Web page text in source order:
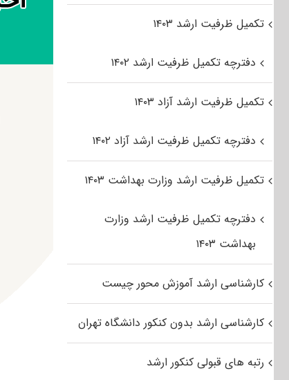
تکمیل ظرفیت ارشد ۱۴۰۳
دفترچه تکمیل ظرفیت ارشد ۱۴۰۲
تکمیل ظرفیت ارشد آزاد ۱۴۰۳
دفترچه تکمیل ظرفیت ارشد آزاد ۱۴۰۲
تکمیل ظرفیت ارشد وزارت بهداشت ۱۴۰۳
دفترچه تکمیل ظرفیت ارشد وزارت
بهداشت ۱۴۰۳
کارشناسی ارشد آموزش محور چیست
کارشناسی ارشد بدون کنکور دانشگاه تهران
رتبه های قبولی کنکور ارشد